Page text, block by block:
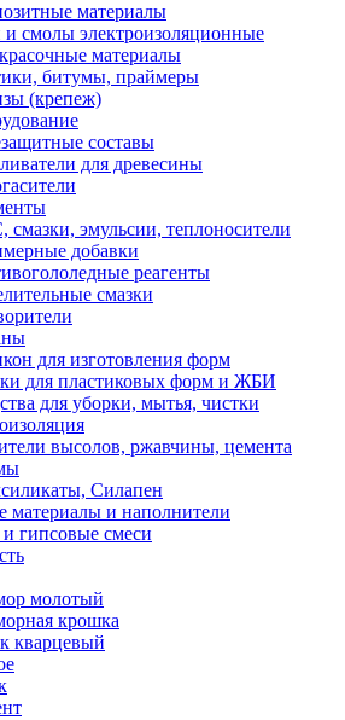
материалы
смолы электроизоляционные
материалы
битумы, праймеры
(крепеж)
составы
для древесины
эмульсии, теплоносители
добавки
реагенты
смазки
для изготовления форм
для пластиковых форм и ЖБИ
для уборки, мытья, чистки
высолов, ржавчины, цемента
Силапен
материалы и наполнители
гипсовые смеси
молотый
крошка
кварцевый